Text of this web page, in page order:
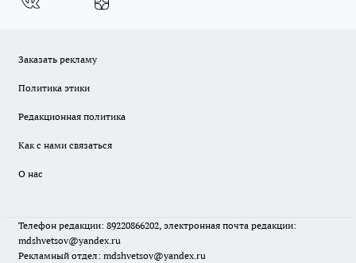
Заказать рекламу
Политика этики
Редакционная политика
Как с нами связаться
О нас
Телефон редакции: 89220866202, электронная почта редакции:
mdshvetsov@yandex.ru
Рекламный отдел: mdshvetsov@yandex.ru